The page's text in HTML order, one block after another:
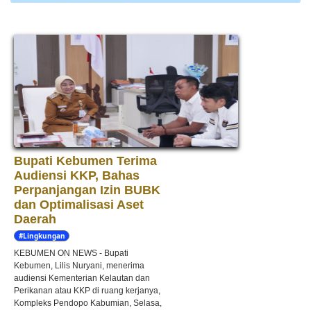
Bupati Kebumen Terima
Audiensi KKP, Bahas
Perpanjangan Izin BUBK
dan Optimalisasi Aset
Daerah
#Lingkungan
KEBUMEN ON NEWS - Bupati
Kebumen, Lilis Nuryani, menerima
audiensi Kementerian Kelautan dan
Perikanan atau KKP di ruang kerjanya,
Kompleks Pendopo Kabumian, Selasa,